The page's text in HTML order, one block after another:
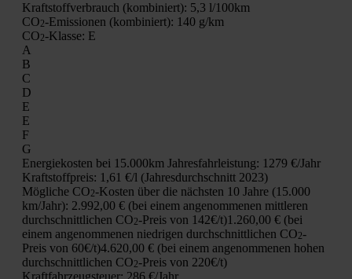
Kraft­stoff­ver­brauch (kom­bi­niert): 5,3 l/100km
CO2-Emis­sio­nen (kom­bi­niert): 140 g/km
CO2-Klas­se: E
A
B
C
D
E
E
F
G
Ener­gie­kos­ten bei 15.000km Jah­res­fahr­leis­tung: 1279 €/Jahr
Kraft­stoff­preis: 1,61 €/l (Jah­res­durch­schnitt 2023)
Mög­li­che CO2-Kos­ten über die nächs­ten 10 Jah­re (15.000
km/Jahr): 2.992,00 € (bei einem ange­nom­me­nen mitt­le­ren
durch­schnitt­li­chen CO2-Preis von 142€/t)1.260,00 € (bei
einem ange­nom­me­nen nied­ri­gen durch­schnitt­li­chen CO2-
Preis von 60€/t)4.620,00 € (bei einem ange­nom­me­nen hohen
durch­schnitt­li­chen CO2-Preis von 220€/t)